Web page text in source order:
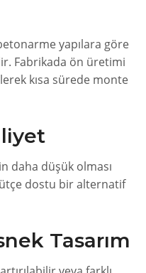
yapılara göre
Fabrikada ön üretimi
kısa sürede monte
daha düşük olması
dostu bir alternatif
Tasarım